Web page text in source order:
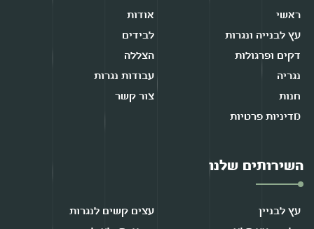
ראשי
אודות
עץ לבנייה ונגרות
לבידים
דקים ופרגולות
הצללה
נגריה
עבודות נגרות
חנות
צור קשר
מדיניות פרטיות
השירותים שלנו
עץ לבניין
עצים קשים לנגרות